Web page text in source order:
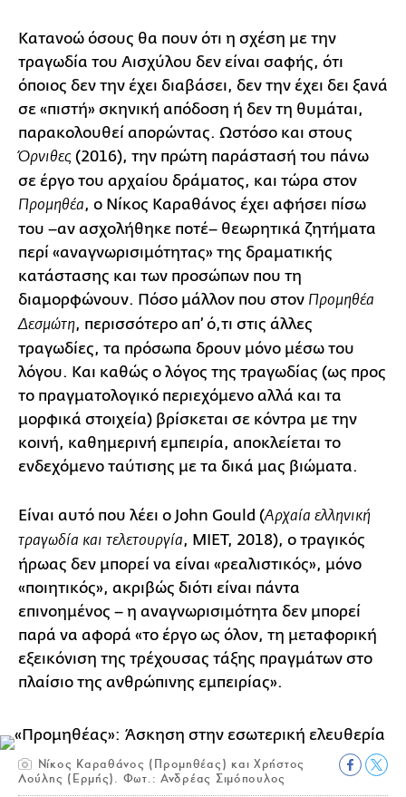
Κατανοώ όσους θα πουν ότι η σχέση με την
τραγωδία του Αισχύλου δεν είναι σαφής, ότι
όποιος δεν την έχει διαβάσει, δεν την έχει δει ξανά
σε «πιστή» σκηνική απόδοση ή δεν τη θυμάται,
παρακολουθεί απορώντας. Ωστόσο και στους
Όρνιθες (2016), την πρώτη παράστασή του πάνω
σε έργο του αρχαίου δράματος, και τώρα στον
Προμηθέα, ο Νίκος Καραθάνος έχει αφήσει πίσω
του –αν ασχολήθηκε ποτέ– θεωρητικά ζητήματα
περί «αναγνωρισιμότητας» της δραματικής
κατάστασης και των προσώπων που τη
διαμορφώνουν. Πόσο μάλλον που στον Προμηθέα
Δεσμώτη, περισσότερο απ’ ό,τι στις άλλες
τραγωδίες, τα πρόσωπα δρουν μόνο μέσω του
λόγου. Και καθώς ο λόγος της τραγωδίας (ως προς
το πραγματολογικό περιεχόμενο αλλά και τα
μορφικά στοιχεία) βρίσκεται σε κόντρα με την
κοινή, καθημερινή εμπειρία, αποκλείεται το
ενδεχόμενο ταύτισης με τα δικά μας βιώματα.
Είναι αυτό που λέει ο John Gould (Aρχαία ελληνική
τραγωδία και τελετουργία, ΜΙΕΤ, 2018), ο τραγικός
ήρωας δεν μπορεί να είναι «ρεαλιστικός», μόνο
«ποιητικός», ακριβώς διότι είναι πάντα
επινοημένος – η αναγνωρισιμότητα δεν μπορεί
παρά να αφορά «το έργο ως όλον, τη μεταφορική
εξεικόνιση της τρέχουσας τάξης πραγμάτων στο
πλαίσιο της ανθρώπινης εμπειρίας».
Νίκος Καραθάνος (Προμηθέας) και Χρήστος
Λούλης (Ερμής). Φωτ.: Ανδρέας Σιμόπουλος